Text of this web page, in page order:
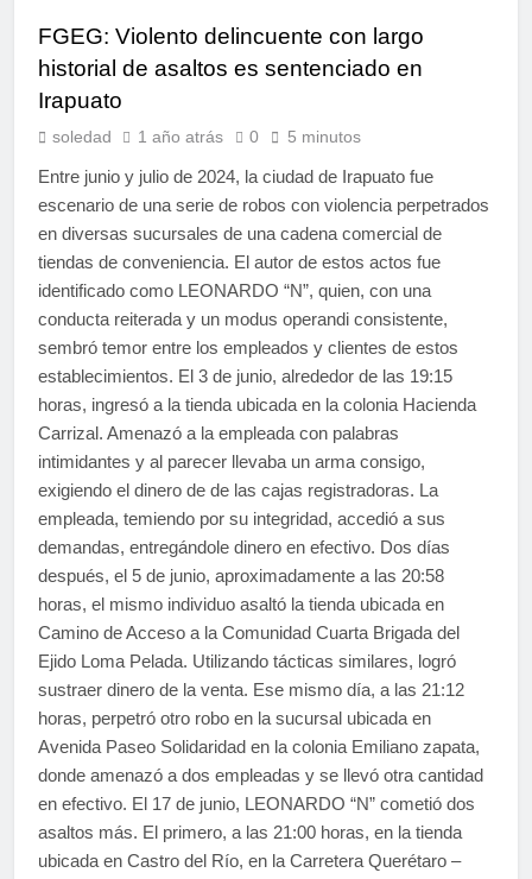
FGEG: Violento delincuente con largo
historial de asaltos es sentenciado en
Irapuato
soledad 1 año atrás 0 5 minutos
Entre junio y julio de 2024, la ciudad de Irapuato fue
escenario de una serie de robos con violencia perpetrados
en diversas sucursales de una cadena comercial de
tiendas de conveniencia. El autor de estos actos fue
identificado como LEONARDO “N”, quien, con una
conducta reiterada y un modus operandi consistente,
sembró temor entre los empleados y clientes de estos
establecimientos. El 3 de junio, alrededor de las 19:15
horas, ingresó a la tienda ubicada en la colonia Hacienda
Carrizal. Amenazó a la empleada con palabras
intimidantes y al parecer llevaba un arma consigo,
exigiendo el dinero de de las cajas registradoras. La
empleada, temiendo por su integridad, accedió a sus
demandas, entregándole dinero en efectivo. Dos días
después, el 5 de junio, aproximadamente a las 20:58
horas, el mismo individuo asaltó la tienda ubicada en
Camino de Acceso a la Comunidad Cuarta Brigada del
Ejido Loma Pelada. Utilizando tácticas similares, logró
sustraer dinero de la venta. Ese mismo día, a las 21:12
horas, perpetró otro robo en la sucursal ubicada en
Avenida Paseo Solidaridad en la colonia Emiliano zapata,
donde amenazó a dos empleadas y se llevó otra cantidad
en efectivo. El 17 de junio, LEONARDO “N” cometió dos
asaltos más. El primero, a las 21:00 horas, en la tienda
ubicada en Castro del Río, en la Carretera Querétaro –